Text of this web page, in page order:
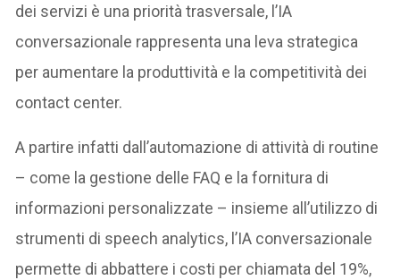
dei servizi è una priorità trasversale, l’IA
conversazionale rappresenta una leva strategica
per aumentare la produttività e la competitività dei
contact center.
A partire infatti dall’automazione di attività di routine
– come la gestione delle FAQ e la fornitura di
informazioni personalizzate – insieme all’utilizzo di
strumenti di speech analytics, l’IA conversazionale
permette di abbattere i costi per chiamata del 19%,